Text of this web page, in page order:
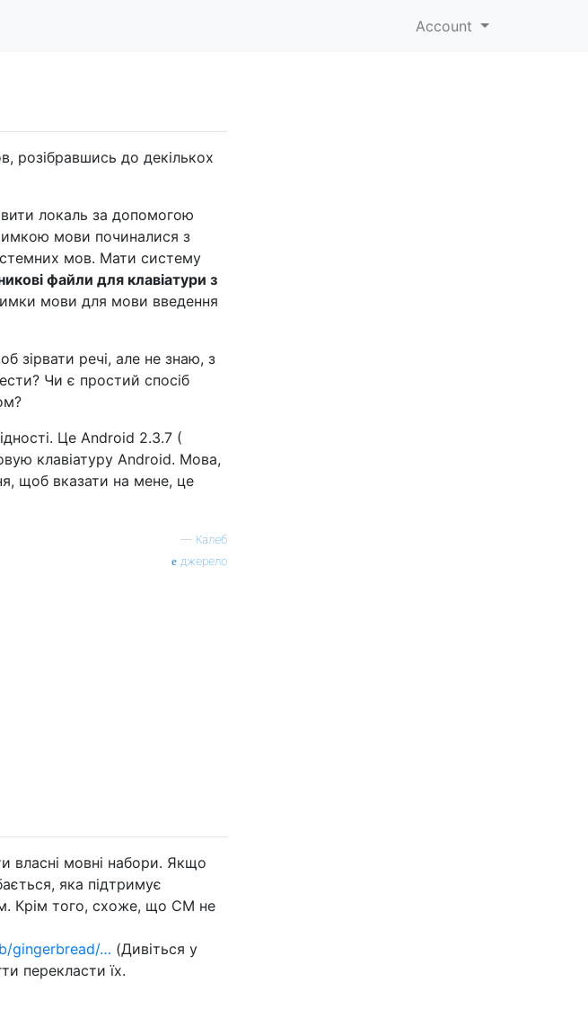
Account
розібравшись до декількох
локаль за допомогою
мови починалися з
мов. Мати систему
файли для клавіатури з
мови для мови введення
зірвати речі, але не знаю, з
Чи є простий спосіб
Це Android 2.3.7 (
клавіатуру Android. Мова,
щоб вказати на мене, це
— Калеб
джерело
власні мовні набори. Якщо
яка підтримує
Крім того, схоже, що CM не
gingerbread/… (Дивіться у
перекласти їх.